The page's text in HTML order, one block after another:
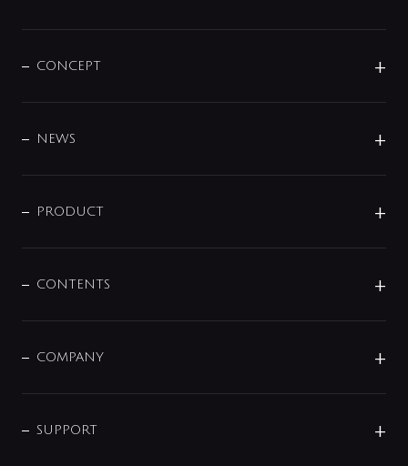
CONCEPT
DESIGN
NEWS
商品に関して
その他
PRODUCT
センサー・タッチ水栓
単水栓
分岐
CONTENTS
COMPANY
企業理念
SUPPORT